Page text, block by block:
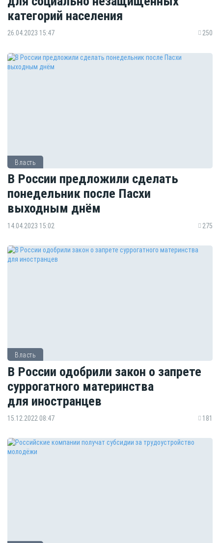
категорий населения
26.04.2023 15:47 250
Власть
В России предложили сделать
понедельник после Пасхи
выходным днём
14.04.2023 15:02 275
Власть
В России одобрили закон о запрете
суррогатного материнства
для иностранцев
15.12.2022 08:47 181